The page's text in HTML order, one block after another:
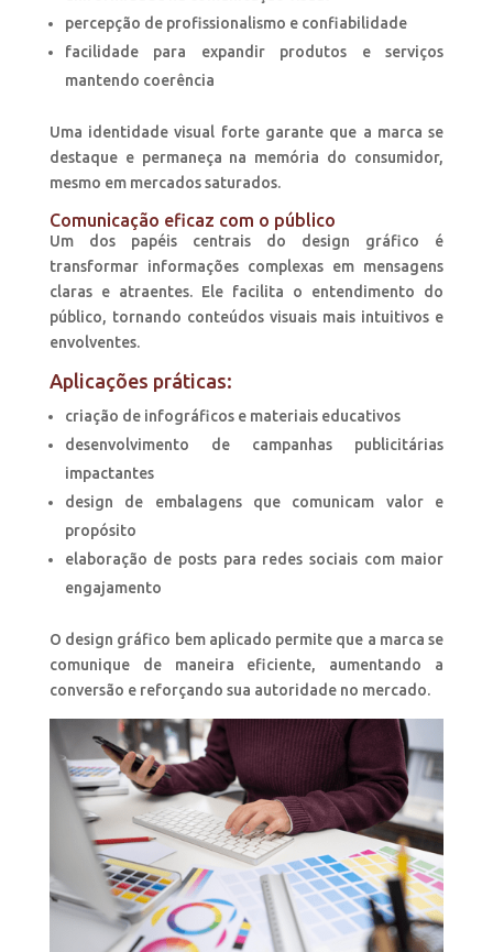
percepção de profissionalismo e confiabilidade
facilidade para expandir produtos e serviços
mantendo coerência
Uma identidade visual forte garante que a marca se
destaque e permaneça na memória do consumidor,
mesmo em mercados saturados.
Comunicação eficaz com o público
Um dos papéis centrais do design gráfico é
transformar informações complexas em mensagens
claras e atraentes. Ele facilita o entendimento do
público, tornando conteúdos visuais mais intuitivos e
envolventes.
Aplicações práticas:
criação de infográficos e materiais educativos
desenvolvimento de campanhas publicitárias
impactantes
design de embalagens que comunicam valor e
propósito
elaboração de posts para redes sociais com maior
engajamento
O design gráfico bem aplicado permite que a marca se
comunique de maneira eficiente, aumentando a
conversão e reforçando sua autoridade no mercado.